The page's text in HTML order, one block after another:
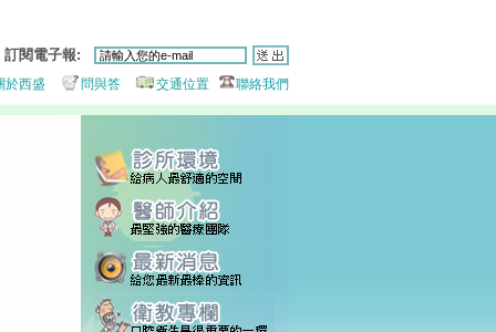
訂閱電子報:
於西盛 問與答 交通位置 聯絡我們